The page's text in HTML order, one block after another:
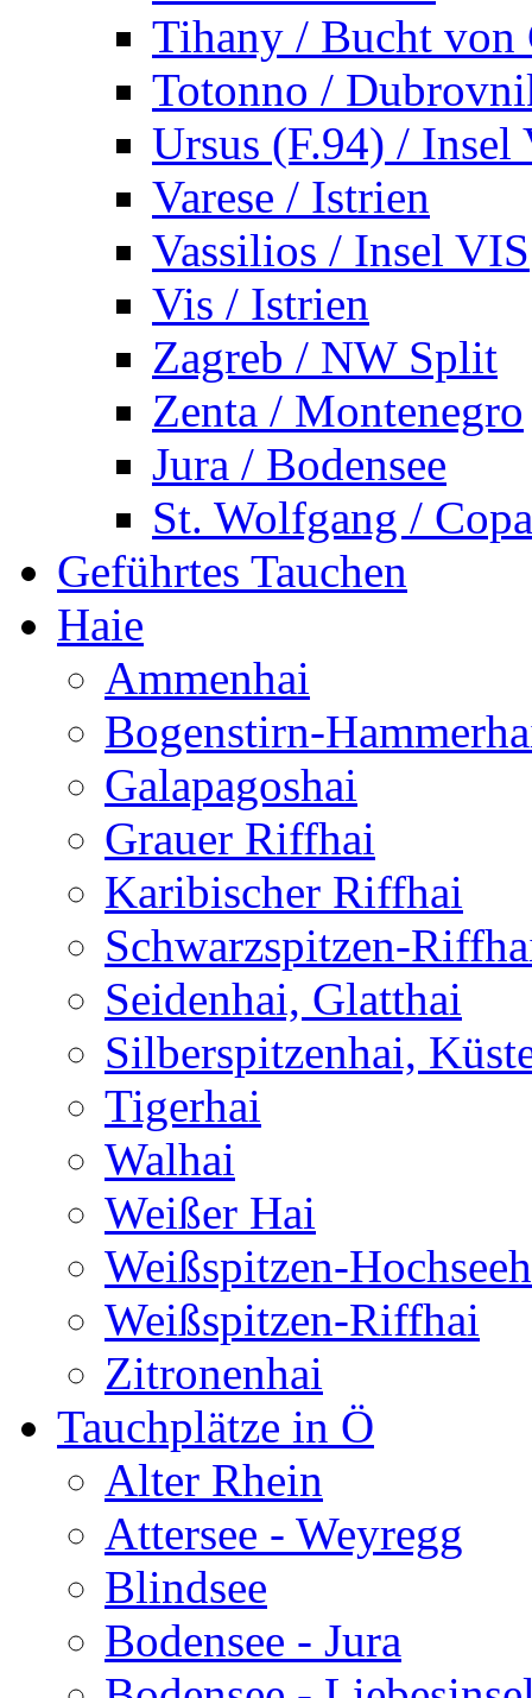
Tihany / Bucht von
Totonno /
Ursus (F.94) / Insel
Varese / Istrien
Vassilios / Insel VIS
Vis / Istrien
Zagreb / NW Split
Zenta / Montenegro
Jura / Bodensee
St. Wolfgang /
Geführtes Tauchen
Haie
Ammenhai
Bogenstirn-
Galapagoshai
Grauer Riffhai
Karibischer Riffhai
Schwarzspitzen-
Seidenhai, Glatthai
Silberspitzenhai,
Tigerhai
Walhai
Weißer Hai
Weißspitzen-
Weißspitzen-Riffhai
Zitronenhai
Tauchplätze in Ö
Alter Rhein
Attersee - Weyregg
Blindsee
Bodensee - Jura